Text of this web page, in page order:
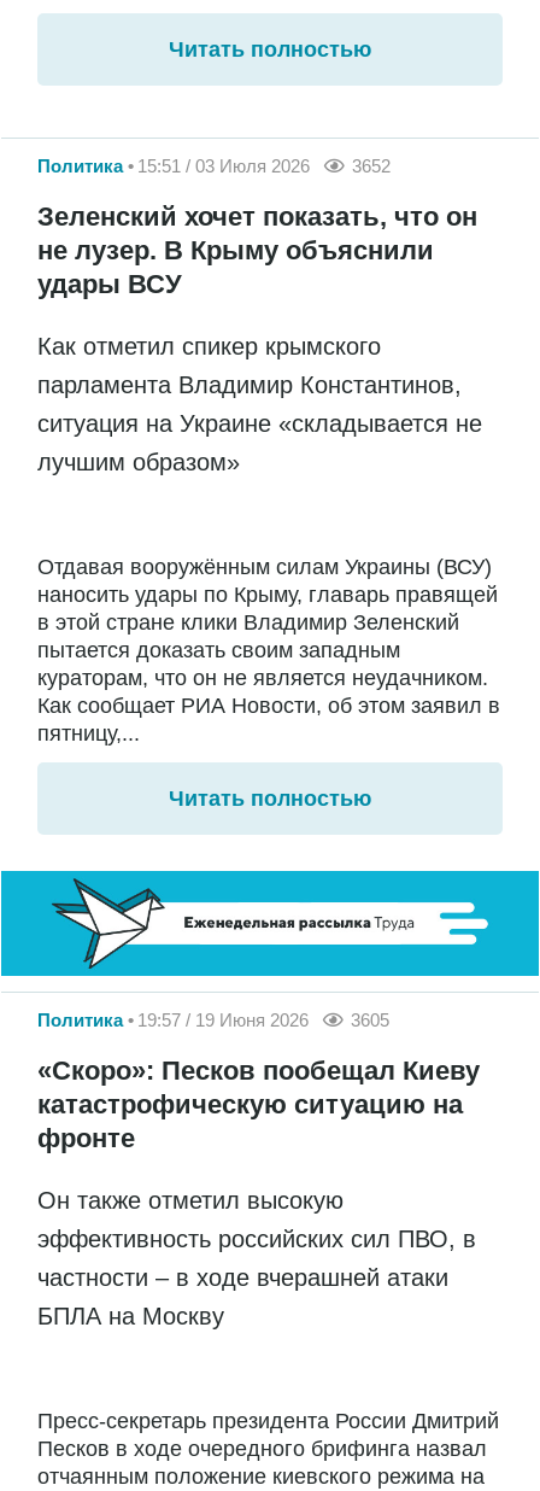
Читать полностью
Политика 15:51 / 03 Июля 2026 3652
Зеленский хочет показать, что он
не лузер. В Крыму объяснили
удары ВСУ
Как отметил спикер крымского
парламента Владимир Константинов,
ситуация на Украине «складывается не
лучшим образом»
Отдавая вооружённым силам Украины (ВСУ)
наносить удары по Крыму, главарь правящей
в этой стране клики Владимир Зеленский
пытается доказать своим западным
кураторам, что он не является неудачником.
Как сообщает РИА Новости, об этом заявил в
пятницу,...
Читать полностью
Политика 19:57 / 19 Июня 2026 3605
«Скоро»: Песков пообещал Киеву
катастрофическую ситуацию на
фронте
Он также отметил высокую
эффективность российских сил ПВО, в
частности – в ходе вчерашней атаки
БПЛА на Москву
Пресс-секретарь президента России Дмитрий
Песков в ходе очередного брифинга назвал
отчаянным положение киевского режима на